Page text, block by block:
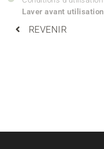
Laver avant utilisation
REVENIR